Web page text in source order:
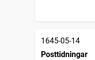
1645-05-14
Posttidningar